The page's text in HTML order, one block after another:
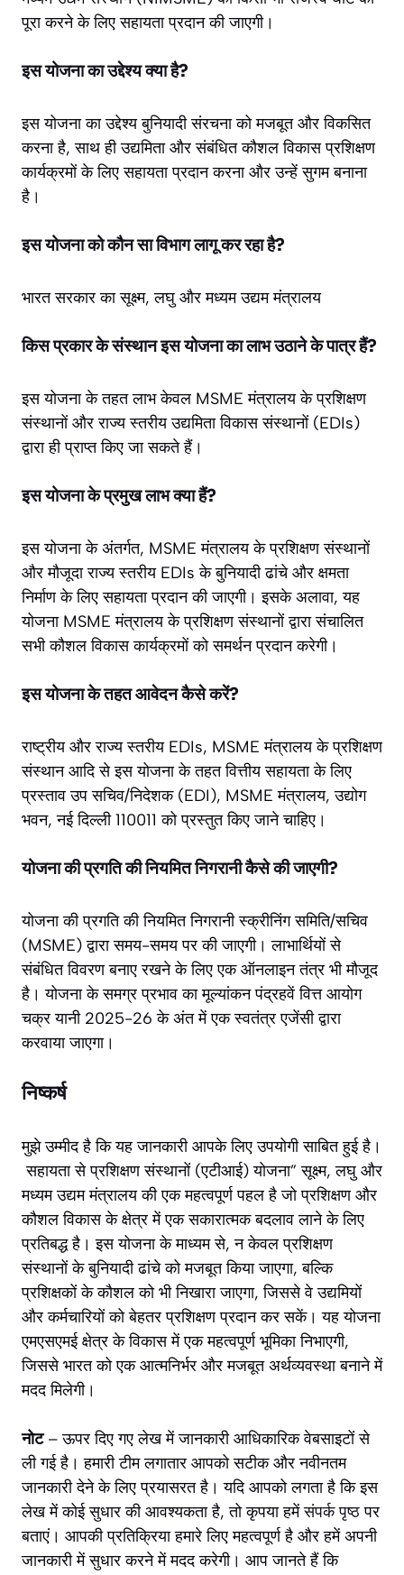
पूरा करने के लिए सहायता प्रदान की जाएगी।
इस योजना का उद्देश्य क्या है?
इस योजना का उद्देश्य बुनियादी संरचना को मजबूत और विकसित
करना है, साथ ही उद्यमिता और संबंधित कौशल विकास प्रशिक्षण
कार्यक्रमों के लिए सहायता प्रदान करना और उन्हें सुगम बनाना
है।
इस योजना को कौन सा विभाग लागू कर रहा है?
भारत सरकार का सूक्ष्म, लघु और मध्यम उद्यम मंत्रालय
किस प्रकार के संस्थान इस योजना का लाभ उठाने के पात्र हैं?
इस योजना के तहत लाभ केवल MSME मंत्रालय के प्रशिक्षण
संस्थानों और राज्य स्तरीय उद्यमिता विकास संस्थानों (EDIs)
द्वारा ही प्राप्त किए जा सकते हैं।
इस योजना के प्रमुख लाभ क्या हैं?
इस योजना के अंतर्गत, MSME मंत्रालय के प्रशिक्षण संस्थानों
और मौजूदा राज्य स्तरीय EDIs के बुनियादी ढांचे और क्षमता
निर्माण के लिए सहायता प्रदान की जाएगी। इसके अलावा, यह
योजना MSME मंत्रालय के प्रशिक्षण संस्थानों द्वारा संचालित
सभी कौशल विकास कार्यक्रमों को समर्थन प्रदान करेगी।
इस योजना के तहत आवेदन कैसे करें?
राष्ट्रीय और राज्य स्तरीय EDIs, MSME मंत्रालय के प्रशिक्षण
संस्थान आदि से इस योजना के तहत वित्तीय सहायता के लिए
प्रस्ताव उप सचिव/निदेशक (EDI), MSME मंत्रालय, उद्योग
भवन, नई दिल्ली 110011 को प्रस्तुत किए जाने चाहिए।
योजना की प्रगति की नियमित निगरानी कैसे की जाएगी?
योजना की प्रगति की नियमित निगरानी स्क्रीनिंग समिति/सचिव
(MSME) द्वारा समय-समय पर की जाएगी। लाभार्थियों से
संबंधित विवरण बनाए रखने के लिए एक ऑनलाइन तंत्र भी मौजूद
है। योजना के समग्र प्रभाव का मूल्यांकन पंद्रहवें वित्त आयोग
चक्र यानी 2025-26 के अंत में एक स्वतंत्र एजेंसी द्वारा
करवाया जाएगा।
निष्कर्ष
मुझे उम्मीद है कि यह जानकारी आपके लिए उपयोगी साबित हुई है।
सहायता से प्रशिक्षण संस्थानों (एटीआई) योजना” सूक्ष्म, लघु और
मध्यम उद्यम मंत्रालय की एक महत्वपूर्ण पहल है जो प्रशिक्षण और
कौशल विकास के क्षेत्र में एक सकारात्मक बदलाव लाने के लिए
प्रतिबद्ध है। इस योजना के माध्यम से, न केवल प्रशिक्षण
संस्थानों के बुनियादी ढांचे को मजबूत किया जाएगा, बल्कि
प्रशिक्षकों के कौशल को भी निखारा जाएगा, जिससे वे उद्यमियों
और कर्मचारियों को बेहतर प्रशिक्षण प्रदान कर सकें। यह योजना
एमएसएमई क्षेत्र के विकास में एक महत्वपूर्ण भूमिका निभाएगी,
जिससे भारत को एक आत्मनिर्भर और मजबूत अर्थव्यवस्था बनाने में
मदद मिलेगी।
नोट– ऊपर दिए गए लेख में जानकारी आधिकारिक वेबसाइटों से
ली गई है। हमारी टीम लगातार आपको सटीक और नवीनतम
जानकारी देने के लिए प्रयासरत है। यदि आपको लगता है कि इस
लेख में कोई सुधार की आवश्यकता है, तो कृपया हमेंसंपर्क पृष्ठपर
बताएं। आपकी प्रतिक्रिया हमारे लिए महत्वपूर्ण है और हमें अपनी
जानकारी में सुधार करने में मदद करेगी। आप जानते हैं कि